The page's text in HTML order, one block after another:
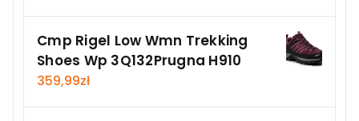
Cmp Rigel Low Wmn Trekking
Shoes Wp 3Q132Prugna H910
359,99zł